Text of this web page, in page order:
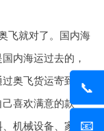
📞
📧
飞就对了。国内海
内海运过去的，
奥飞货运寄到澳
喜欢满意的款
机械设备、家具